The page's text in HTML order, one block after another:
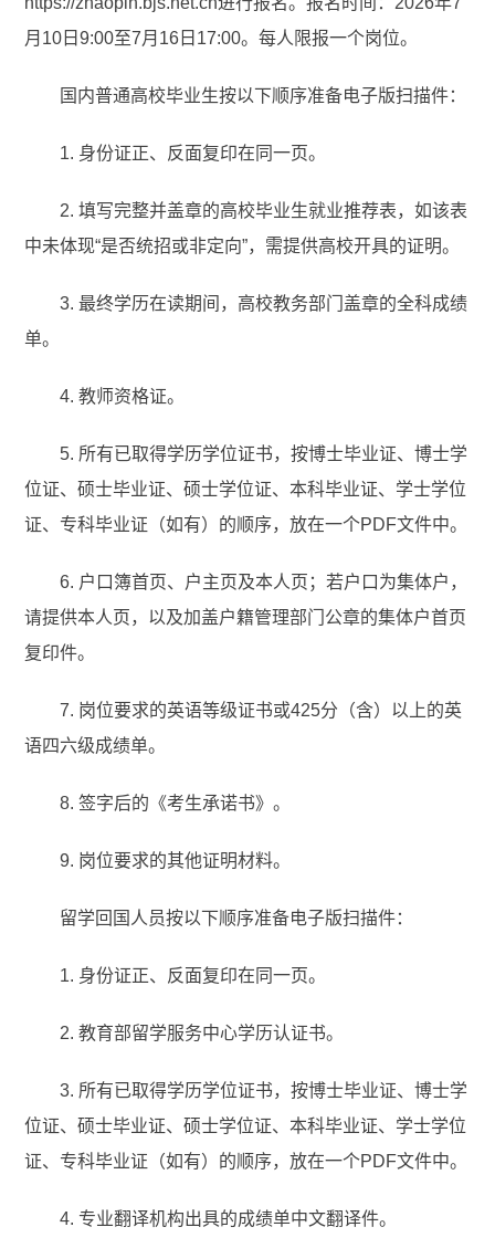
月10日9:00至7月16日17:00。每人限报一个岗位。
国内普通高校毕业生按以下顺序准备电子版扫描件：
1. 身份证正、反面复印在同一页。
2. 填写完整并盖章的高校毕业生就业推荐表，如该表
中未体现“是否统招或非定向”，需提供高校开具的证明。
3. 最终学历在读期间，高校教务部门盖章的全科成绩
单。
4. 教师资格证。
5. 所有已取得学历学位证书，按博士毕业证、博士学
位证、硕士毕业证、硕士学位证、本科毕业证、学士学位
证、专科毕业证（如有）的顺序，放在一个PDF文件中。
6. 户口簿首页、户主页及本人页；若户口为集体户，
请提供本人页，以及加盖户籍管理部门公章的集体户首页
复印件。
7. 岗位要求的英语等级证书或425分（含）以上的英
语四六级成绩单。
8. 签字后的《考生承诺书》。
9. 岗位要求的其他证明材料。
留学回国人员按以下顺序准备电子版扫描件：
1. 身份证正、反面复印在同一页。
2. 教育部留学服务中心学历认证书。
3. 所有已取得学历学位证书，按博士毕业证、博士学
位证、硕士毕业证、硕士学位证、本科毕业证、学士学位
证、专科毕业证（如有）的顺序，放在一个PDF文件中。
4. 专业翻译机构出具的成绩单中文翻译件。